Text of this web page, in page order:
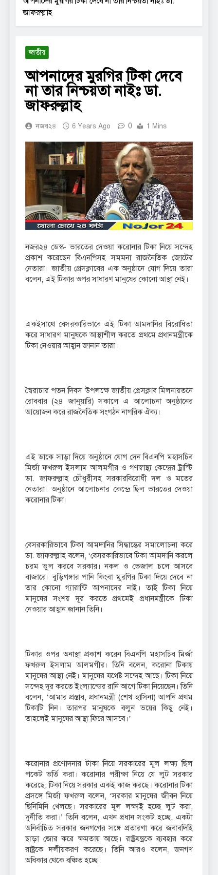
জাফরুল্লাহ
জাতীয়
আপনাদের মুরগির টিকা দেবে
না তার নিশ্চয়তা নাইঃ ডা.
জাফরুল্লাহ
নজর২৪ 6 Years Ago 0 1 Mins
নজর২৪ ডেস্ক- ভারতের দেওয়া করোনার টিকা নিয়ে সন্দেহ
প্রকাশ করেছেন বিএনপিসহ সমমনা রাজনৈতিক জোটের
নেতারা। জাতীয় প্রেসক্লাবের এক অনুষ্ঠানে যোগ দিয়ে তারা
বলেন, এই টিকার ওপর সাধারণ মানুষের কোনো আস্থা নেই।
একইসাথে বেসরকারিভাবে এই টিকা আমদানির বিরোধিতা
করে সাধারণ মানুষকে আস্থাশীল করতে প্রথমে প্রধানমন্ত্রীকে
টিকা নেওয়ার আহ্বান জানান তারা।
স্বৈরাচার পতন দিবস উপলক্ষে জাতীয় প্রেসক্লাব মিলনায়তনে
রোববার (২৪ জানুয়ারি) সকালে এ আলোচনা অনুষ্ঠানের
আয়োজন করে রাজনৈতিক সংগঠন নাগরিক ঐক্য।
এই ডাকে সাড়া দিয়ে অনুষ্ঠানে যোগ দেন বিএনপি মহাসচিব
মির্জা ফখরুল ইসলাম আলমগীর ও গণস্বাস্থ্য কেন্দ্রের ট্রাস্টি
ডা. জাফরুল্লাহ চৌধুরীসহ সরকারবিরোধী দল ও মতের
নেতারা। অনুষ্ঠানে আলোচনার কেন্দ্রে ছিল ভারতের দেওয়া
করোনার টিকা।
বেসরকারিভাবে টিকা আমদানির সিদ্ধান্তের সমালোচনা করে
ডা. জাফরুল্লাহ বলেন, ‘বেসরকারিভাবে টিকা আমদানি করলে
চরম ভুল করবে সরকার। নকল ও ভেজাল চলে আসবে
বাজারে। বুড়িগঙ্গার পানি কিংবা মুরগির টিকা দিয়ে দেবে না
তার কোনো গ্যারান্টি আপনাদের নাই। তাই টিকা নিয়ে
মানুষের সংশয় দূর করতে প্রথমেই প্রধানমন্ত্রীকে টিকা
নেওয়ার আহ্বান জানান তিনি।
টিকার ওপর অনাস্থা প্রকাশ করেন বিএনপি মহাসচিব মির্জা
ফখরুল ইসলাম আলমগীর। তিনি বলেন, করোনা টিকায়
মানুষের আস্থা নেই। মানুষের যথেষ্ট সন্দেহ আছে। টিকা নিয়ে
সন্দেহ দূর করতে ইংল্যান্ডের রানি আগে টিকা নিয়েছেন। তিনি
বলেন, ‘আমার প্রস্তাব, প্রধানমন্ত্রী (শেখ হাসিনা) আপনি প্রথম
টিকাটি নিন। তারপর মানুষকে বলুন ভয়ের কিছু নেই।
তাহলেই মানুষের আস্থা ফিরে আসবে।’
করোনার প্রণোদনার টাকা নিয়ে সরকারের মূল লক্ষ্য ছিল
পকেট ভর্তি করা। করোনার পরীক্ষা নিয়ে যে লুট সরকার
করেছে, টিকা নিয়ে সরকার একই কাজ করছে। করোনার টিকা
প্রসঙ্গে মির্জা ফখরুল বলেন, ‘সরকার মানুষের জীবন নিয়ে
ছিনিমিনি খেলছে। সরকারের মূল লক্ষ্যই হচ্ছে লুট করা,
দুর্নীতি করা।’ তিনি বলেন, এখন প্রধান সংকট হচ্ছে, একটা
অনির্বাচিত সরকার জনগণের সঙ্গে প্রতারণা করে জবাবদিহি
ছাড়া জোর করে ক্ষমতায় আছে। রাষ্ট্রযন্ত্রকে ব্যবহার করে
রাষ্ট্রকে দলীয়করণ করেছে। তিনি আরও বলেন, জনগণ
অধিকার থেকে বঞ্চিত হচ্ছে।